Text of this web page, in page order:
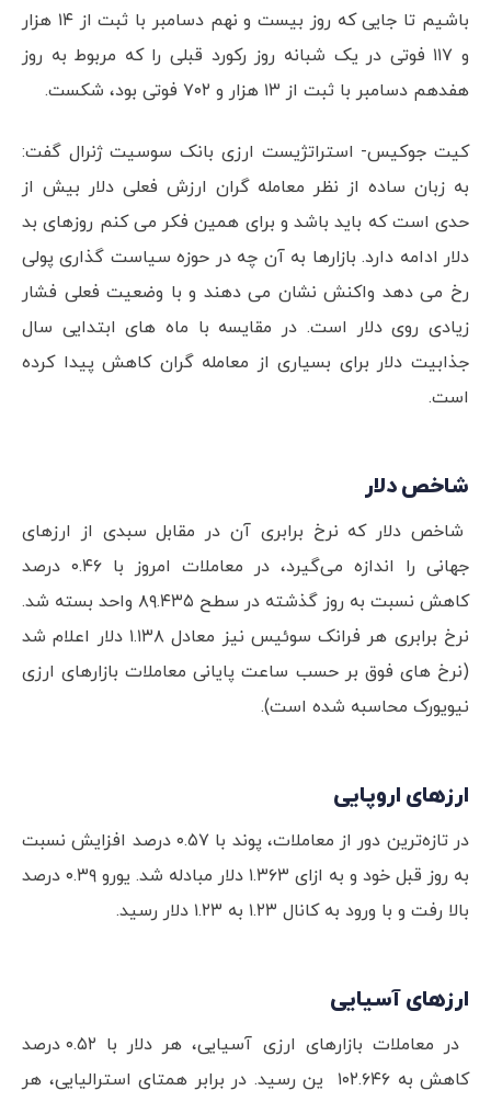
باشیم تا جایی که روز بیست و نهم دسامبر با ثبت از ۱۴ هزار
و ۱۱۷ فوتی در یک شبانه روز رکورد قبلی را که مربوط به روز
هفدهم دسامبر با ثبت از ۱۳ هزار و ۷۰۲ فوتی بود، شکست.
کیت جوکیس- استراتژیست ارزی بانک سوسیت ژنرال گفت:
به زبان ساده از نظر معامله گران ارزش فعلی دلار بیش از
حدی است که باید باشد و برای همین فکر می کنم روزهای بد
دلار ادامه دارد. بازارها به آن چه در حوزه سیاست گذاری پولی
رخ می دهد واکنش نشان می دهند و با وضعیت فعلی فشار
زیادی روی دلار است. در مقایسه با ماه های ابتدایی سال
جذابیت دلار برای بسیاری از معامله گران کاهش پیدا کرده
است.
شاخص دلار
شاخص دلار که نرخ برابری آن در مقابل سبدی از ارزهای
جهانی را اندازه می‌گیرد، در معاملات امروز با ۰.۴۶ درصد
کاهش نسبت به روز گذشته در سطح ۸۹.۴۳۵ واحد بسته شد.
نرخ برابری هر فرانک سوئیس نیز معادل ۱.۱۳۸ دلار اعلام شد
(نرخ های فوق بر حسب ساعت پایانی معاملات بازارهای ارزی
نیویورک محاسبه شده است).
ارزهای اروپایی
در تازه‌ترین دور از معاملات، پوند با ۰.۵۷ درصد افزایش نسبت
به روز قبل خود و به ازای ۱.۳۶۳ دلار مبادله شد. یورو ۰.۳۹ درصد
بالا رفت و با ورود به کانال ۱.۲۳ به ۱.۲۳ دلار رسید.
ارزهای آسیایی
در معاملات بازارهای ارزی آسیایی، هر دلار با ۰.۵۲ درصد
کاهش به ۱۰۲.۶۴۶ ین رسید. در برابر همتای استرالیایی، هر